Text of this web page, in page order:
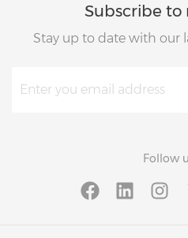
Subscribe
Stay up to date with our
Follow